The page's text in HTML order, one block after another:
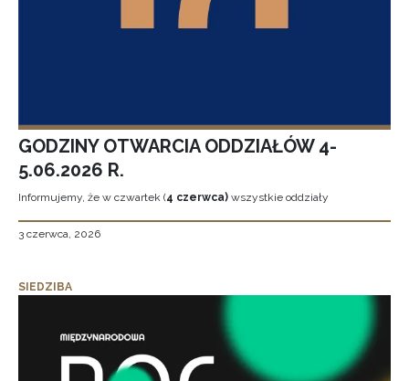
GODZINY OTWARCIA ODDZIAŁÓW 4-
5.06.2026 R.
Informujemy, że w czwartek (4 czerwca) wszystkie oddziały
3 czerwca, 2026
SIEDZIBA